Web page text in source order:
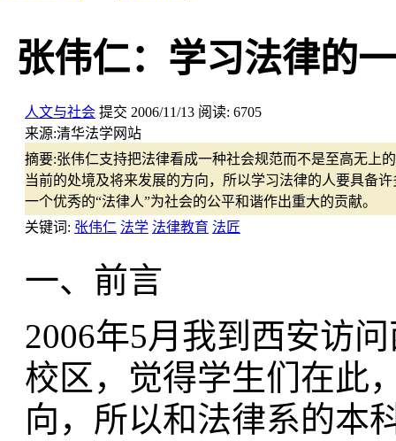
张伟仁：学习法律的
人文与社会 提交 2006/11/13 阅读: 6705
来源:清华法学网站
摘要:张伟仁支持把法律看成一种社会规范而不是至高无上
当前的处境及将来发展的方向，所以学习法律的人要具备
一个优秀的“法律人”为社会的公平和谐作出重大的贡献。
关键词: 张伟仁 法学 法律教育 法匠
一、前言
2006年5月我到西安访
校区，觉得学生们在此
向，所以和法律系的本